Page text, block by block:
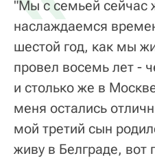
"Мы с семьей сейчас
наслаждаемся
шестой год, как мы
провел восемь лет -
и столько же в
меня остались
мой третий сын
живу в Белграде, вот